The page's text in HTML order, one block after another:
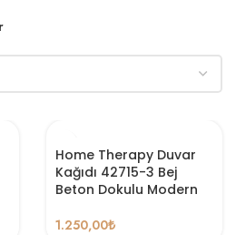
Home Therapy Duvar
Kağıdı 42715-3 Bej
Beton Dokulu Modern
1.250,00₺